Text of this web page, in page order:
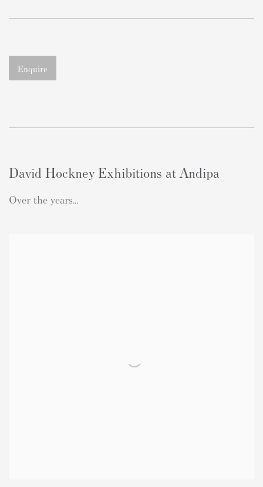
Enquire
David Hockney Exhibitions at Andipa
Over the years...